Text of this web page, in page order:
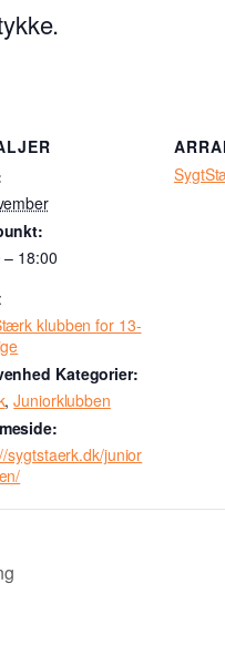
– 18:00
klubben for 13-
Kategorier:
,Juniorklubben
sygtstaerk.dk/junior